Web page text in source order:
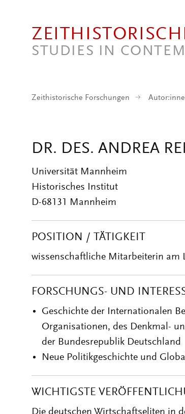
STUDIES IN
Zeithistorische Forschungen
DR. DES. ANDREA
Universität Mannheim
Historisches Institut
D-68131 Mannheim
POSITION / TÄTIGKEIT
wissenschaftliche Mitarbeiterin am
FORSCHUNGS- UND
Geschichte der Internationalen
Organisationen, des Denkmal-
der Bundesrepublik Deutschland
Neue Politikgeschichte und
WICHTIGSTE
Die deutschen Wirtschaftseliten in